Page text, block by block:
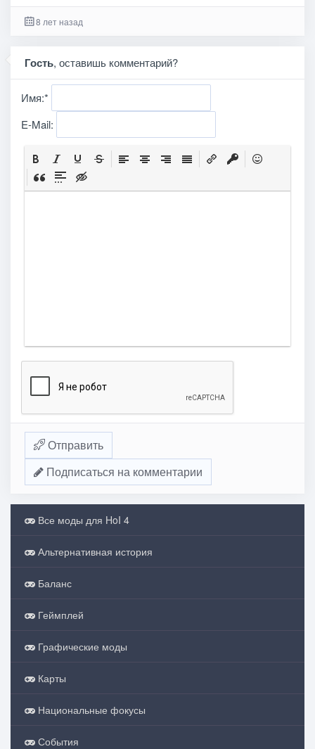
8 лет назад
Гость, оставишь комментарий?
Имя:*
E-Mail:
Отправить
Подписаться на комментарии
Все моды для HoI 4
Альтернативная история
Баланс
Геймплей
Графические моды
Карты
Национальные фокусы
События